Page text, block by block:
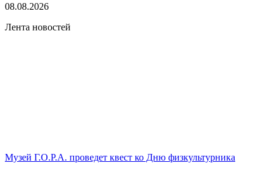
08.08.2026
Лента новостей
Музей Г.О.Р.А. проведет квест ко Дню физкультурника